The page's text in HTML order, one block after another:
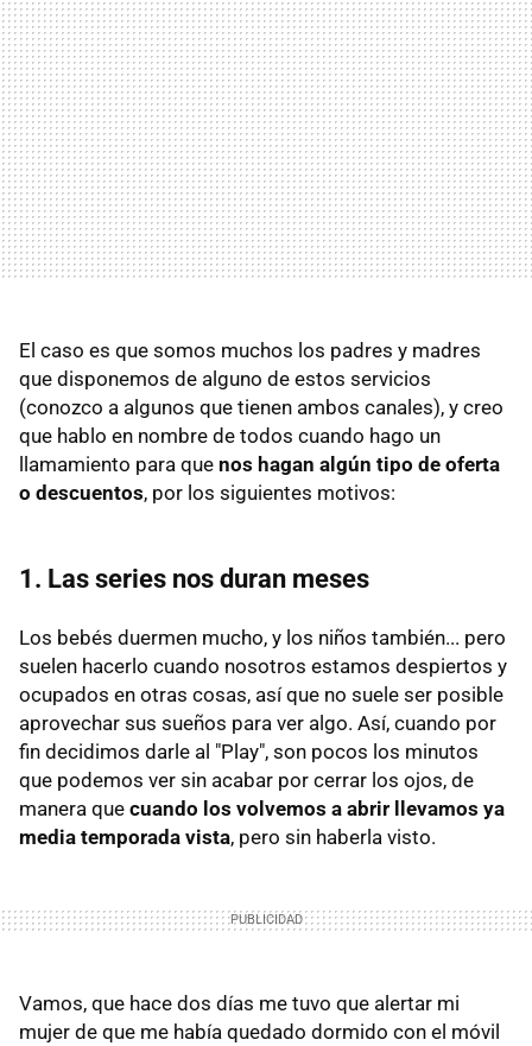
El caso es que somos muchos los padres y madres
que disponemos de alguno de estos servicios
(conozco a algunos que tienen ambos canales), y creo
que hablo en nombre de todos cuando hago un
llamamiento para que nos hagan algún tipo de oferta
o descuentos, por los siguientes motivos:
1. Las series nos duran meses
Los bebés duermen mucho, y los niños también... pero
suelen hacerlo cuando nosotros estamos despiertos y
ocupados en otras cosas, así que no suele ser posible
aprovechar sus sueños para ver algo. Así, cuando por
fin decidimos darle al "Play", son pocos los minutos
que podemos ver sin acabar por cerrar los ojos, de
manera que cuando los volvemos a abrir llevamos ya
media temporada vista, pero sin haberla visto.
Vamos, que hace dos días me tuvo que alertar mi
mujer de que me había quedado dormido con el móvil